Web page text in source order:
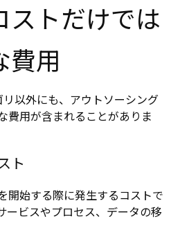
ストだけでは
費用
リ以外にも、アウトソーシング
費用が含まれることがありま
ト
開始する際に発生するコストで
ービスやプロセス、データの移